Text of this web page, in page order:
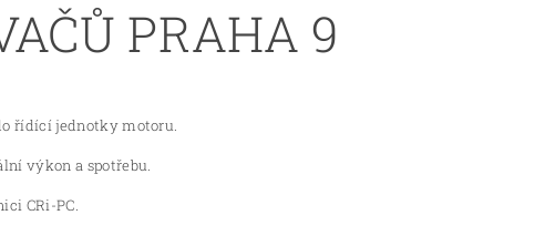
PRAHA 9
řídící jednotky motoru.
výkon a spotřebu.
CRi-PC.